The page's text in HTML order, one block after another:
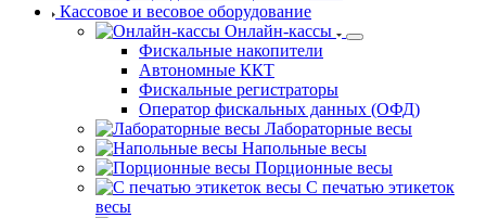
Кассовое и весовое оборудование
Онлайн-кассы
Фискальные накопители
Автономные ККТ
Фискальные регистраторы
Оператор фискальных данных (ОФД)
Лабораторные весы
Напольные весы
Порционные весы
С печатью этикеток
весы